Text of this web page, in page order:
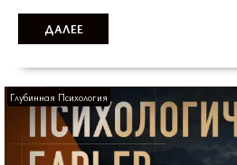
ДАЛЕЕ
Глубинная Психология